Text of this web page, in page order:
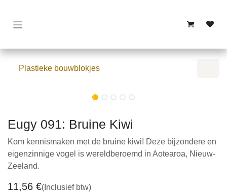
Plastieke bouwblokjes
Eugy 091: Bruine Kiwi
Kom kennismaken met de bruine kiwi! Deze bijzondere
en eigenzinnige vogel is wereldberoemd in Aotearoa,
Nieuw-Zeeland.
11,56€(Inclusief btw)